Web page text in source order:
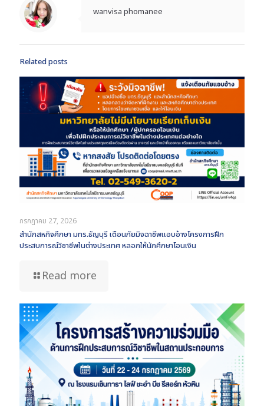
wanvisa phomanee
Related posts
กรกฎาคม 27, 2026
สำนักสหกิจศึกษา มทร.ธัญบุรี เตือนภัยมิจฉาชีพแอบอ้างโครงการฝึก
ประสบการณ์วิชาชีพในต่างประเทศ หลอกให้นักศึกษาโอนเงิน
Read more